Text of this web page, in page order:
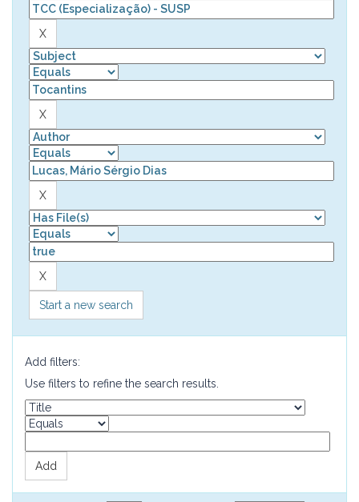
Start a new search
Add filters:
Use filters to refine the search results.